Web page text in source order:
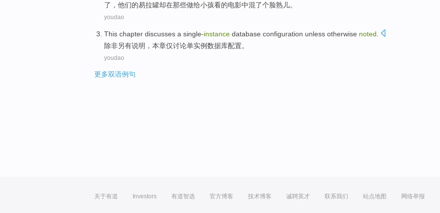
了， 他们的易拉罐却在那些做给小孩看的电影中混了个脸熟儿。
youdao
This chapter discusses a single-instance database configuration unless otherwise noted
除非另有说明， 本章仅讨论单实例数据库配置。
youdao
更多双语例句
关于有道 Investors 有道智选 官方博客 技术博客 诚聘英才 联系我们 站点地图 网络举报